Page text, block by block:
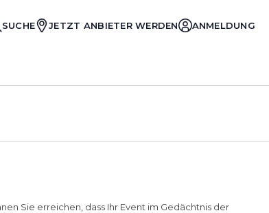
SUCHE JETZT ANBIETER WERDEN ANMELDUNG
Sie erreichen, dass Ihr Event im Gedächtnis der